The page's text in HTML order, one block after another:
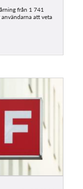
från 1 741
att veta